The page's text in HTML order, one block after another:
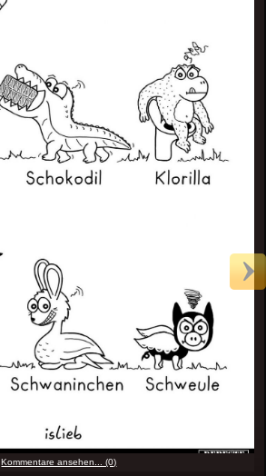
Kommentare ansehen... (0)